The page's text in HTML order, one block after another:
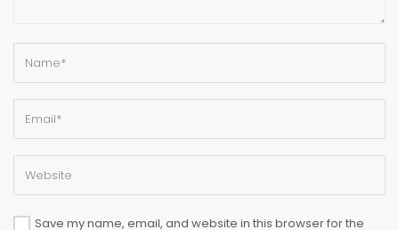
Save my name, email, and website in this browser for the